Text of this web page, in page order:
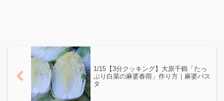
1/15【3分クッキング】大原千鶴「たっ
ぷり白菜の麻婆春雨」作り方｜麻婆パス
タ